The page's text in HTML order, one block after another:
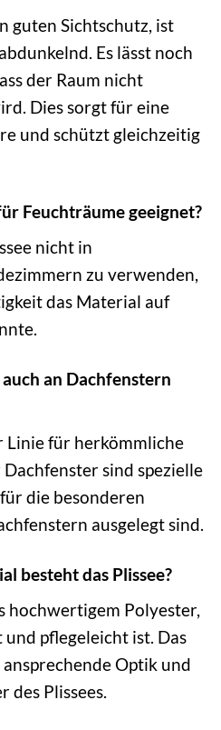
guten Sichtschutz, ist
Es lässt noch
der Raum nicht
Dies sorgt für eine
und schützt gleichzeitig
Feuchträume geeignet?
nicht in
zu verwenden,
das Material auf
an Dachfenstern
Linie für herkömmliche
sind spezielle
die besonderen
ausgelegt sind.
besteht das Plissee?
hochwertigem Polyester,
pflegeleicht ist. Das
Optik und
des Plissees.